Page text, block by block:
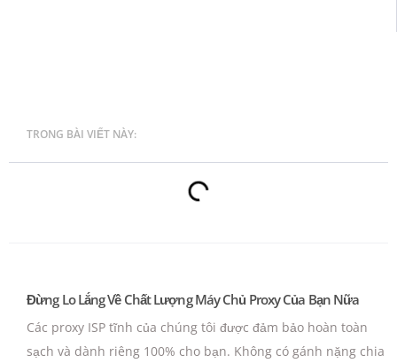
TRONG BÀI VIẾT NÀY:
Đừng Lo Lắng Về Chất Lượng Máy Chủ Proxy Của Bạn Nữa
Các proxy ISP tĩnh của chúng tôi được đảm bảo hoàn toàn
sạch và dành riêng 100% cho bạn. Không có gánh nặng chia